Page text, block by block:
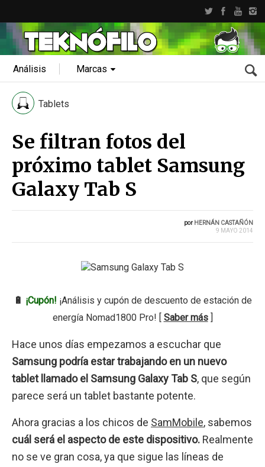
Análisis Marcas
Tablets
Se filtran fotos del
próximo tablet Samsung
Galaxy Tab S
por HERNÁN CASTAÑÓN
9 MAYO 2014
🔋 ¡Cupón! ¡Análisis y cupón de descuento de estación de
energía Nomad1800 Pro! [ Saber más]
Hace unos días empezamos a escuchar que
Samsung podría estar trabajando en un nuevo
tablet llamado el Samsung Galaxy Tab S, que según
parece será un tablet bastante potente.
Ahora gracias a los chicos de SamMobile, sabemos
cuál será el aspecto de este dispositivo. Realmente
no se ve gran cosa, ya que sigue las líneas de